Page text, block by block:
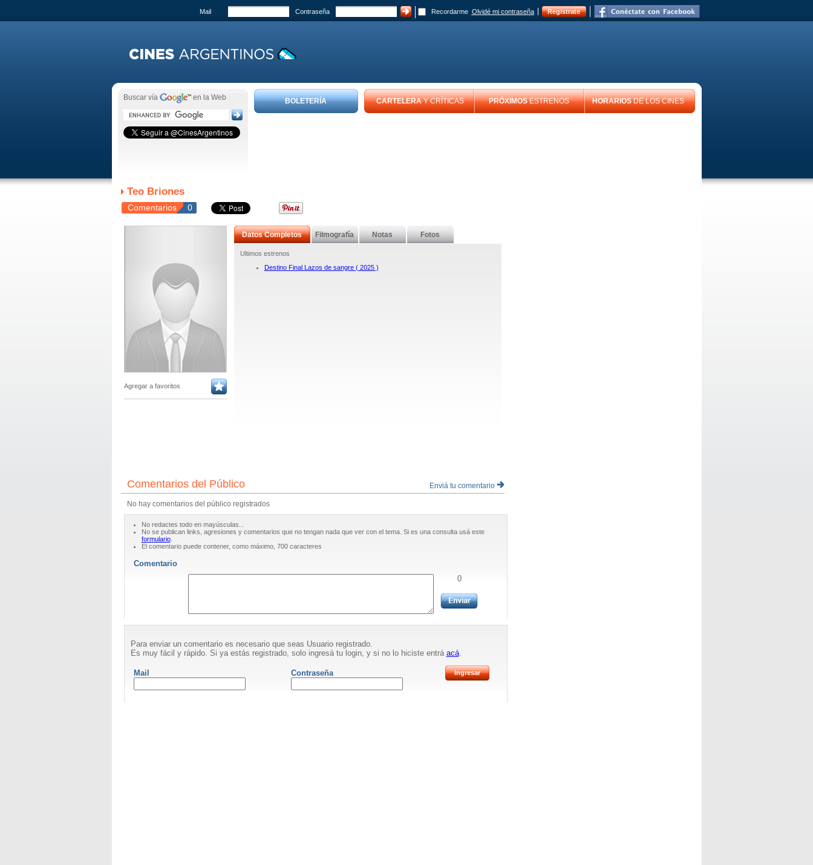
Mail Contraseña Recordarme Olvidé mi contraseña Registrate
Buscar vía en la Web BOLETERÍA CARTELERAY CRÍTICAS PRÓXIMOSESTRENOS HORARIOSDE LOS CINES
Teo Briones
Comentarios 0
Agregar a favoritos
Datos Completos Filmografía Notas Fotos
Ultimos estrenos
Destino Final Lazos de sangre ( 2025 )
Comentarios del Público Enviá tu comentario
No hay comentarios del público registrados
No redactes todo en mayúsculas...
No se publican links, agresiones y comentarios que no tengan nada que ver con el tema. Si es una consulta usá este
formulario.
El comentario puede contener, como máximo, 700 caracteres
Comentario
0
Para enviar un comentario es necesario que seas Usuario registrado.
Es muy fácil y rápido. Si ya estás registrado, solo ingresá tu login, y si no lo hiciste entrá acá.
Mail Contraseña